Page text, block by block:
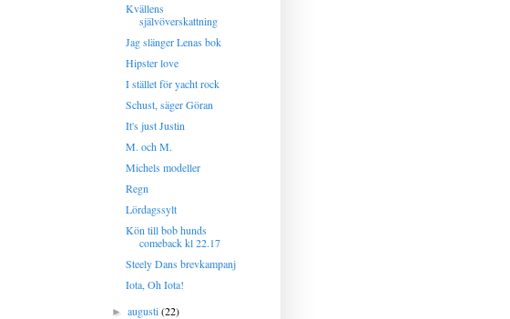
Kvällens
självöverskattning
Jag slänger Lenas bok
Hipster love
I stället för yacht rock
Schust, säger Göran
It's just Justin
M. och M.
Michels modeller
Regn
Lördagssylt
Kön till bob hunds
comeback kl 22.17
Steely Dans brevkampanj
Iota, Oh Iota!
►augusti(22)